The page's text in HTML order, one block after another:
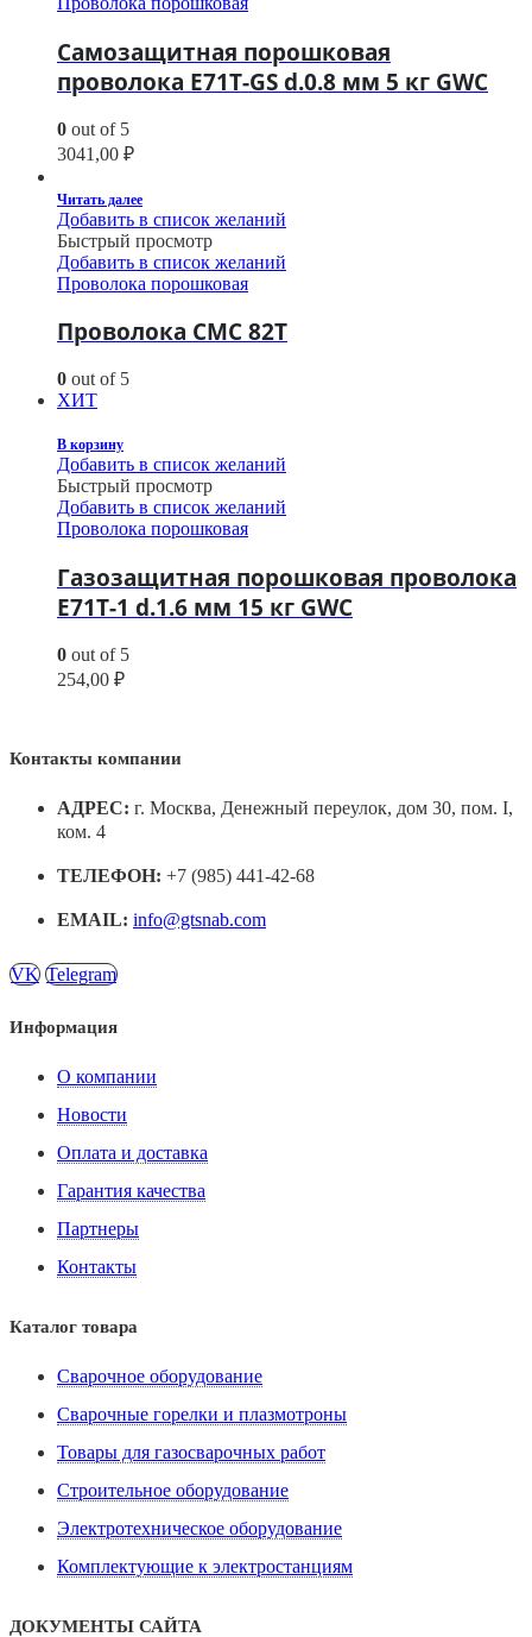
Самозащитная порошковая
проволока E71T-GS d.0.8 мм 5 кг GWC
0 out of 5
3041,00 ₽
Читать далее
Добавить в список желаний
Быстрый просмотр
Добавить в список желаний
Проволока порошковая
Проволока СМС 82T
0 out of 5
ХИТ
В корзину
Добавить в список желаний
Быстрый просмотр
Добавить в список желаний
Проволока порошковая
Газозащитная порошковая проволока
E71T-1 d.1.6 мм 15 кг GWC
0 out of 5
254,00 ₽
Контакты компании
АДРЕС: г. Москва, Денежный переулок, дом 30, пом. I,
ком. 4
ТЕЛЕФОН: +7 (985) 441-42-68
EMAIL: info@gtsnab.com
VK Telegram
Информация
О компании
Новости
Оплата и доставка
Гарантия качества
Партнеры
Контакты
Каталог товара
Сварочное оборудование
Сварочные горелки и плазмотроны
Товары для газосварочных работ
Строительное оборудование
Электротехническое оборудование
Комплектующие к электростанциям
ДОКУМЕНТЫ САЙТА